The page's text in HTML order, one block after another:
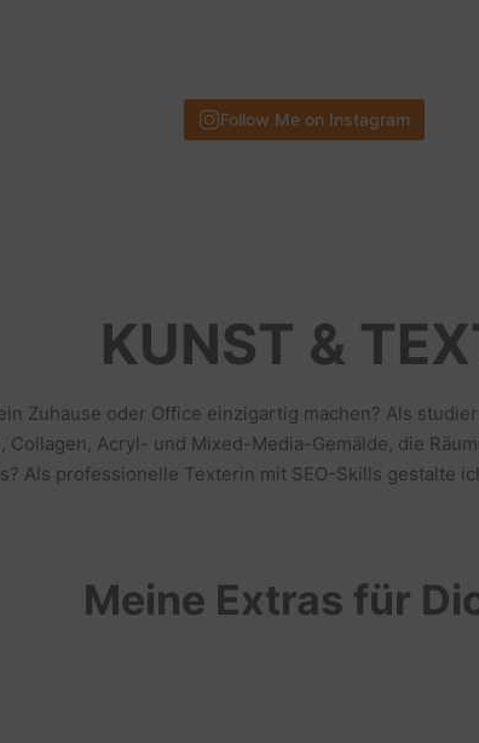
Follow Me on Instagram
KUNST &
Zuhause oder Office einzigartig machen? Als
Acryl- und Mixed-Media-Gemälde, die
Als professionelle Texterin mit SEO-Skills gestalte
Meine Extras für